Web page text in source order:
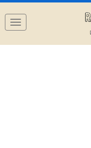
Navigation